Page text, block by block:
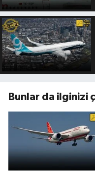
Bunlar da ilginizi